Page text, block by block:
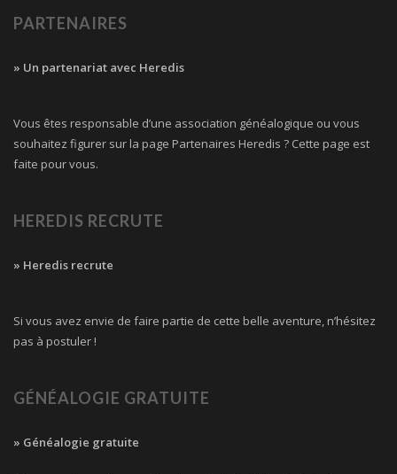
PARTENAIRES
» Un partenariat avec Heredis
Vous êtes responsable d’une association généalogique ou vous
souhaitez figurer sur la page Partenaires Heredis ? Cette page est
faite pour vous.
HEREDIS RECRUTE
» Heredis recrute
Si vous avez envie de faire partie de cette belle aventure, n’hésitez
pas à postuler !
GÉNÉALOGIE GRATUITE
» Généalogie gratuite